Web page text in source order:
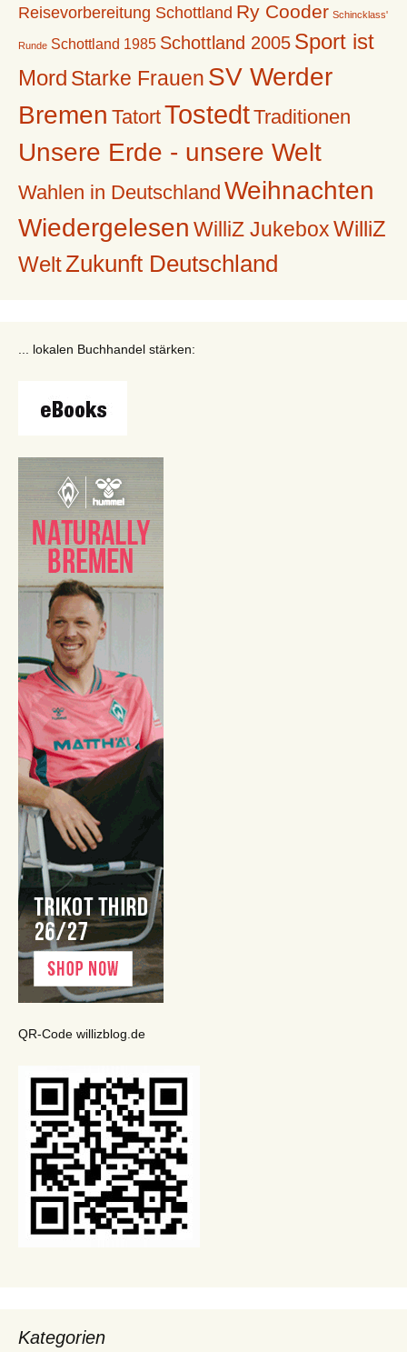
Reisevorbereitung Schottland Ry Cooder Schincklass'
Runde Schottland 1985 Schottland 2005 Sport ist
Mord Starke Frauen SV Werder
Bremen TatortTostedtTraditionen
Unsere Erde - unsere Welt
Wahlen in Deutschland Weihnachten
Wiedergelesen WilliZ Jukebox WilliZ
WeltZukunft Deutschland
... lokalen Buchhandel stärken:
QR-Code willizblog.de
Kategorien